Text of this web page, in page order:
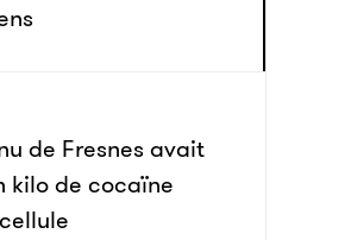
de Fresnes avait
kilo de cocaïne